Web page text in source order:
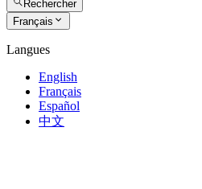
Rechercher
Français
Langues
English
Français
Español
中文